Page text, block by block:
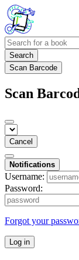
Search
Scan Barcode
Scan
Cancel
Notifications
Username:
Password:
Forgot your
Log in